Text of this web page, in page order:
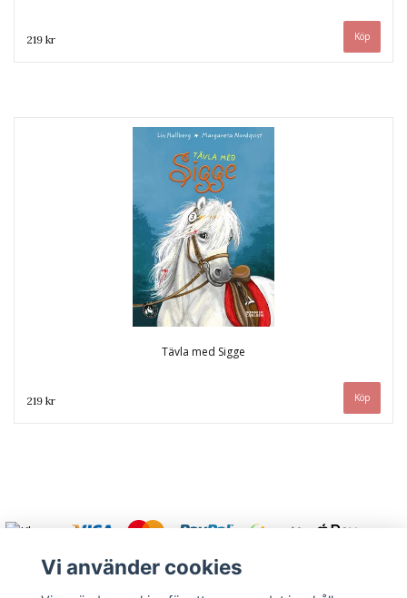
219 kr
Tävla med Sigge
219 kr
Vi använder cookies